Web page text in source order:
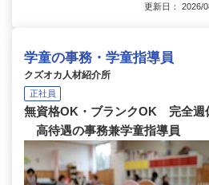
更新日： 2026/
学童の事務・学童指導員
クズオカ人材紹介所
正社員
無資格OK・ブランクOK 完全週
高待遇の事務兼学童指導員